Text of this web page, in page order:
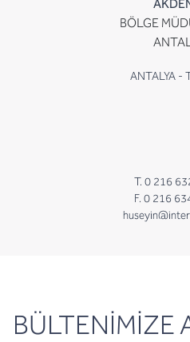
BÖLGE
ANTALYA -
T. 0 216
F. 0 216
BÜLTENİMİZE